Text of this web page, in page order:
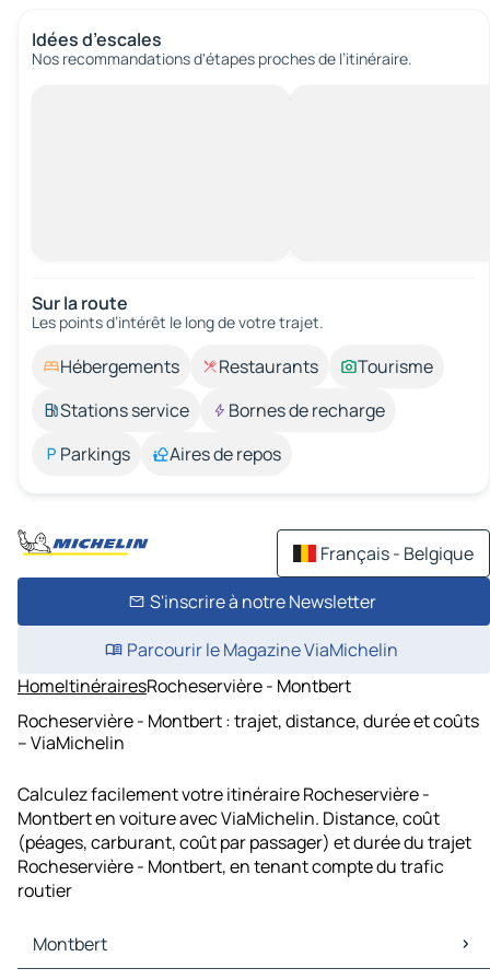
Idées d’escales
Nos recommandations d'étapes proches de l’itinéraire.
Sur la route
Les points d’intérêt le long de votre trajet.
Hébergements Restaurants
Tourisme
Stations service
Bornes de recharge
Parkings
Aires de repos
Français - Belgique
S'inscrire à notre Newsletter
Parcourir le Magazine ViaMichelin
HomeItinérairesRocheservière - Montbert
Rocheservière - Montbert : trajet, distance, durée et coûts
– ViaMichelin
Calculez facilement votre itinéraire Rocheservière -
Montbert en voiture avec ViaMichelin. Distance, coût
(péages, carburant, coût par passager) et durée du trajet
Rocheservière - Montbert, en tenant compte du trafic
routier
Montbert